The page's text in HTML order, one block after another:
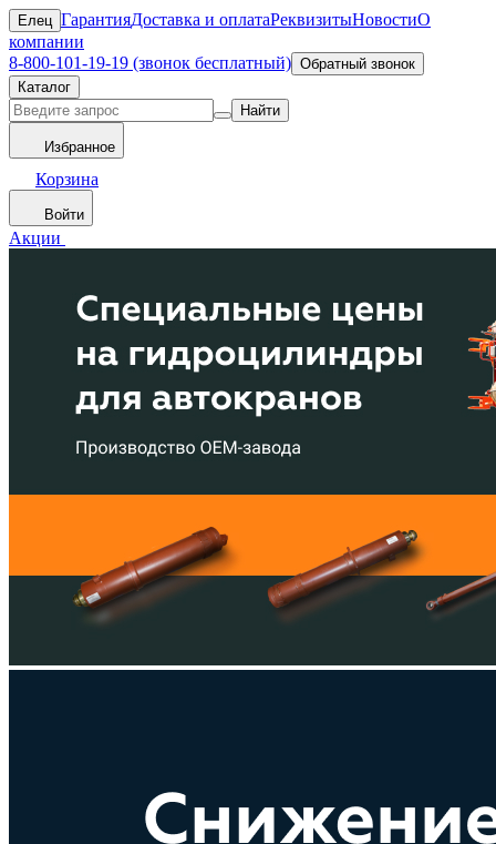
Елец ГарантияДоставка и оплатаРеквизитыНовостиО
компании
8-800-101-19-19 (звонок бесплатный) Обратный звонок
Каталог
Найти
Избранное
Корзина
Войти
Акции